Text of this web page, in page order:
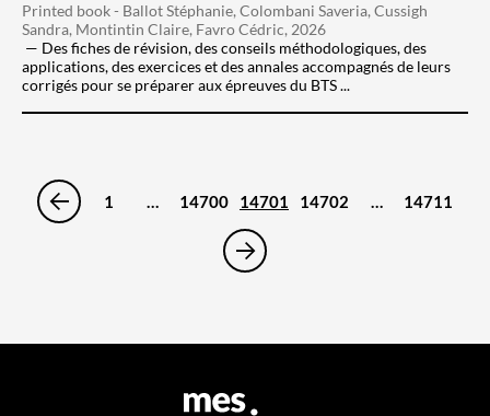
Printed book - Ballot Stéphanie, Colombani Saveria, Cussigh
Sandra, Montintin Claire, Favro Cédric, 2026
Des fiches de révision, des conseils méthodologiques, des
applications, des exercices et des annales accompagnés de leurs
corrigés pour se préparer aux épreuves du BTS ...
1 … 14700 14701 14702 … 14711